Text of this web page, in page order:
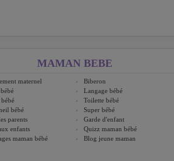
MAMAN BEBE
maternel
Biberon
Langage bébé
bébé
Toilette bébé
bébé
Super bébé
parents
Garde d'enfant
enfants
Quizz maman bébé
maman bébé
Blog jeune maman